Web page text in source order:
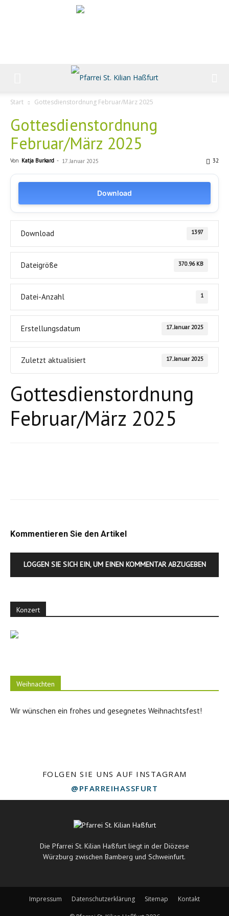
Start Gottesdienstordnung Februar/März 2025
Gottesdienstordnung
Februar/März 2025
Von Katja Burkard - 17. Januar 2025 32
Download
Download 1397
Dateigröße 370.96 KB
Datei-Anzahl 1
Erstellungsdatum 17. Januar 2025
Zuletzt aktualisiert 17. Januar 2025
Gottesdienstordnung
Februar/März 2025
Kommentieren Sie den Artikel
LOGGEN SIE SICH EIN, UM EINEN KOMMENTAR ABZUGEBEN
Konzert
Weihnachten
Wir wünschen ein frohes und gesegnetes Weihnachtsfest!
FOLGEN SIE UNS AUF INSTAGRAM
@PFARREIHASSFURT
Die Pfarrei St. Kilian Haßfurt liegt in der Diözese
Würzburg zwischen Bamberg und Schweinfurt.
Impressum Datenschutzerklärung Sitemap Kontakt